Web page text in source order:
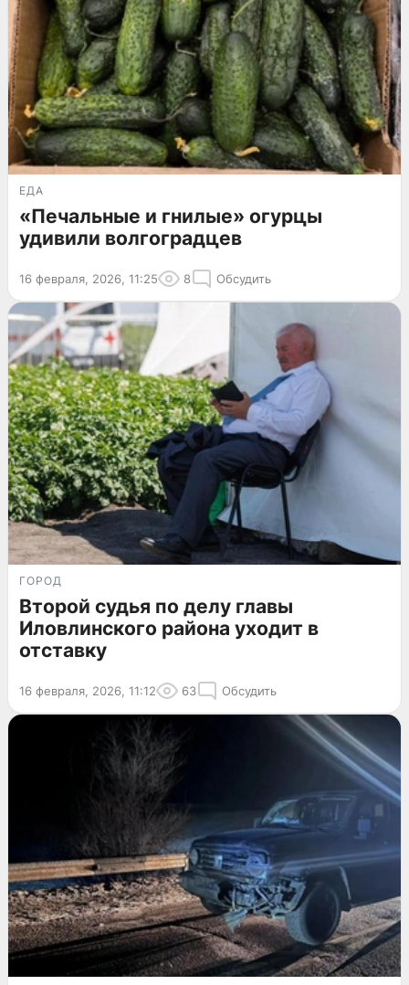
ЕДА
«Печальные и гнилые» огурцы
удивили волгоградцев
16 февраля, 2026, 11:25 8 Обсудить
ГОРОД
Второй судья по делу главы
Иловлинского района уходит в
отставку
16 февраля, 2026, 11:12 63 Обсудить